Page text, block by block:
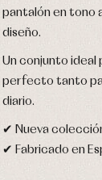
pantalón en tono
diseño.
Un conjunto ideal
perfecto tanto
diario.
✔ Nueva colección
✔ Fabricado en